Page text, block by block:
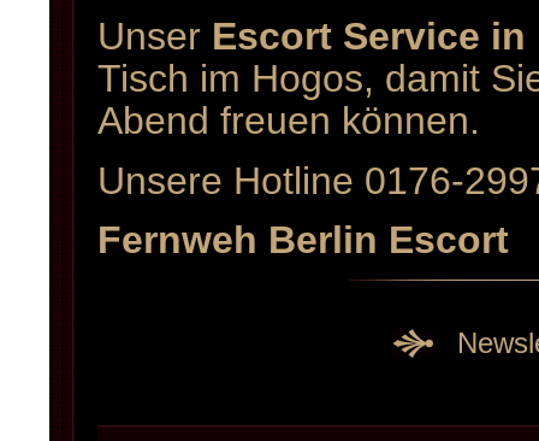
Unser Escort Service in
Tisch im Hogos, damit
Abend freuen können.
Unsere Hotline 0176-
Fernweh Berlin Escort